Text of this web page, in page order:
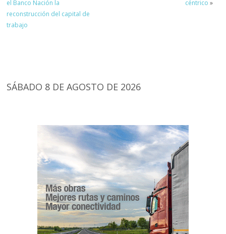
el Banco Nación la
reconstrucción del capital de
trabajo
céntrico »
SÁBADO 8 DE AGOSTO DE 2026